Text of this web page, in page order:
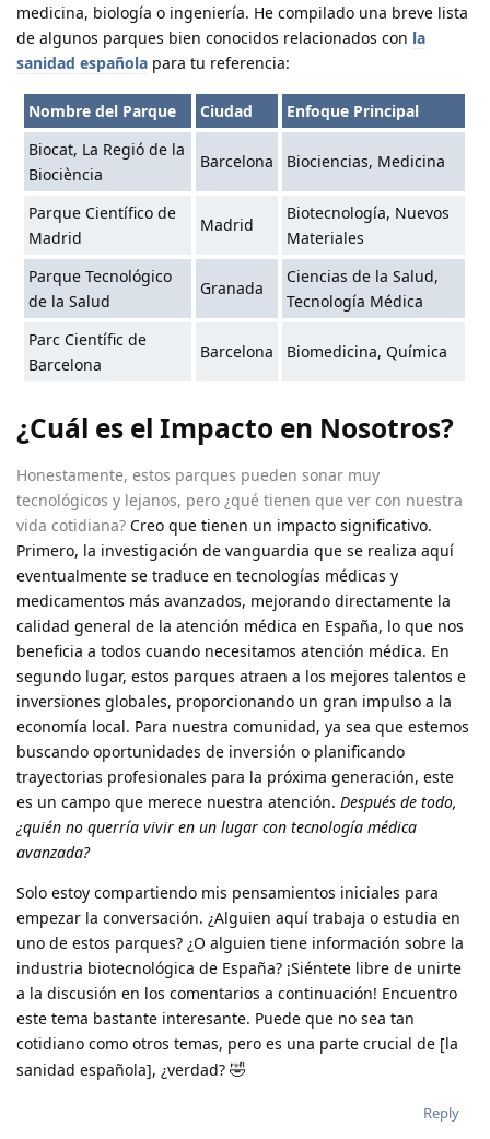
medicina, biología o ingeniería. He compilado una breve lista
de algunos parques bien conocidos relacionados con la
sanidad española para tu referencia:
Nombre del Parque Ciudad
Enfoque Principal
Biocat, La Regió de la
Biociència
Barcelona Biociencias, Medicina
Parque Científico de
Madrid
Madrid
Biotecnología, Nuevos
Materiales
Parque Tecnológico
de la Salud
Granada
Ciencias de la Salud,
Tecnología Médica
Parc Científic de
Barcelona
Barcelona Biomedicina, Química
¿Cuál es el Impacto en Nosotros?
Honestamente, estos parques pueden sonar muy
tecnológicos y lejanos, pero ¿qué tienen que ver con nuestra
vida cotidiana? Creo que tienen un impacto significativo.
Primero, la investigación de vanguardia que se realiza aquí
eventualmente se traduce en tecnologías médicas y
medicamentos más avanzados, mejorando directamente la
calidad general de la atención médica en España, lo que nos
beneficia a todos cuando necesitamos atención médica. En
segundo lugar, estos parques atraen a los mejores talentos e
inversiones globales, proporcionando un gran impulso a la
economía local. Para nuestra comunidad, ya sea que estemos
buscando oportunidades de inversión o planificando
trayectorias profesionales para la próxima generación, este
es un campo que merece nuestra atención. Después de todo,
¿quién no querría vivir en un lugar con tecnología médica
avanzada?
Solo estoy compartiendo mis pensamientos iniciales para
empezar la conversación. ¿Alguien aquí trabaja o estudia en
uno de estos parques? ¿O alguien tiene información sobre la
industria biotecnológica de España? ¡Siéntete libre de unirte
a la discusión en los comentarios a continuación! Encuentro
este tema bastante interesante. Puede que no sea tan
cotidiano como otros temas, pero es una parte crucial de [la
sanidad española], ¿verdad? 🤣
Reply